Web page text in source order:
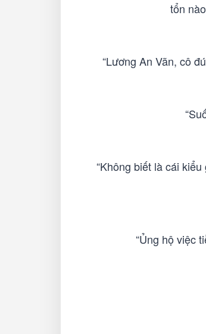
tổn
“Lương An Vãn, cô
“Không biết là cái
“Ủng hộ việc